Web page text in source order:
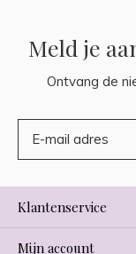
Meld je
Ontvang de
Klantenservice
Mijn account